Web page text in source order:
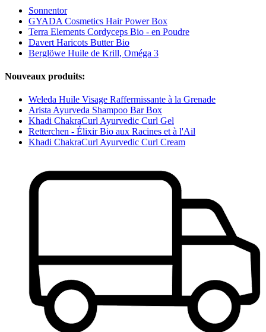
Sonnentor
GYADA Cosmetics Hair Power Box
Terra Elements Cordyceps Bio - en Poudre
Davert Haricots Butter Bio
Berglöwe Huile de Krill, Oméga 3
Nouveaux produits:
Weleda Huile Visage Raffermissante à la Grenade
Arista Ayurveda Shampoo Bar Box
Khadi ChakraCurl Ayurvedic Curl Gel
Retterchen - Élixir Bio aux Racines et à l'Ail
Khadi ChakraCurl Ayurvedic Curl Cream